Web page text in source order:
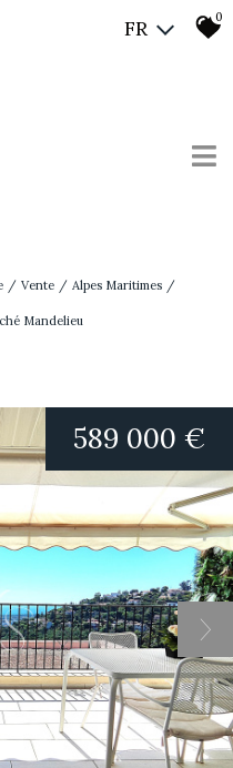
FR 0
Vente
Alpes Maritimes
Mandelieu
589 000 €